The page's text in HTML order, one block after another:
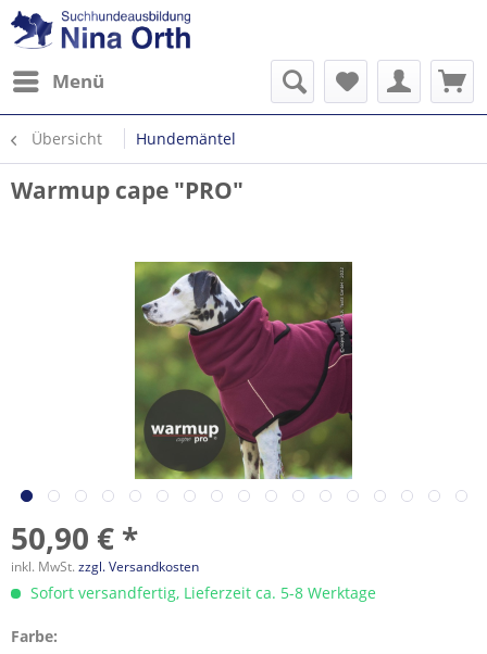
Menü
Übersicht Hundemäntel
Warmup cape "PRO"
50,90 € *
inkl. MwSt. zzgl. Versandkosten
Sofort versandfertig, Lieferzeit ca. 5-8 Werktage
Farbe: